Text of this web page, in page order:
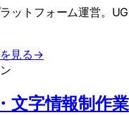
ットフォーム運営。
見る →
文字情報制作業